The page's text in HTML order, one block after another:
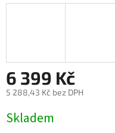
6 399 Kč
5 288,43 Kč bez DPH
cena:
Skladem